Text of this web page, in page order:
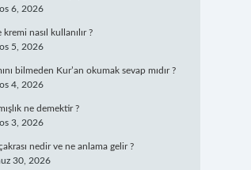
6, 2026
kremi nasıl kullanılır ?
5, 2026
bilmeden Kur’an okumak sevap mıdır ?
4, 2026
ne demektir ?
3, 2026
nedir ve ne anlama gelir ?
30, 2026